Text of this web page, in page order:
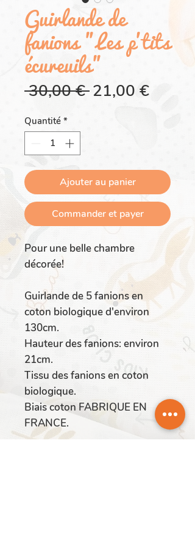
Guirlande de
fanions "Les p'tits
écureuils"
30,00 € Prix
21,00 €Prix
Quantité *
Ajouter au panier
Commander et payer
Pour une belle chambre
décorée!
Guirlande de 5 fanions en
coton biologique d'environ
130cm.
Hauteur des fanions: environ
21cm.
Tissu des fanions en coton
biologique.
Biais coton FABRIQUE EN
FRANCE.